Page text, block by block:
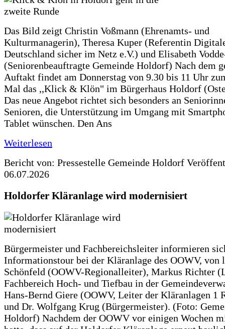
Das Bild zeigt Christin Voßmann (Ehrenamts- und
Kulturmanagerin), Theresa Kuper (Referentin
Deutschland sicher im Netz e.V.) und Elisabeth
(Seniorenbeauftragte Gemeinde Holdorf) Nach dem
Auftakt findet am Donnerstag von 9.30 bis 11 Uhr
Mal das ,,Klick & Klön" im Bürgerhaus Holdorf
Das neue Angebot richtet sich besonders an
Senioren, die Unterstützung im Umgang mit
Tablet wünschen. Den Ans
Weiterlesen
Bericht von: Pressestelle Gemeinde Holdorf
06.07.2026
Holdorfer Kläranlage wird modernisiert
Bürgermeister und Fachbereichsleiter informieren
Informationstour bei der Kläranlage des OOWV, von
Schönfeld (OOWV-Regionalleiter), Markus Richter
Fachbereich Hoch- und Tiefbau in der
Hans-Bernd Giere (OOWV, Leiter der Kläranlagen 1
und Dr. Wolfgang Krug (Bürgermeister). (Foto:
Holdorf) Nachdem der OOWV vor einigen Wochen